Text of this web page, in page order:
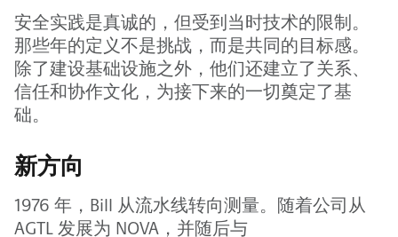
安全实践是真诚的，但受到当时技术的限制。
那些年的定义不是挑战，而是共同的目标感。
除了建设基础设施之外，他们还建立了关系、
信任和协作文化，为接下来的一切奠定了基
础。
新方向
1976 年，Bill 从流水线转向测量。随着公司从
AGTL 发展为 NOVA，并随后与